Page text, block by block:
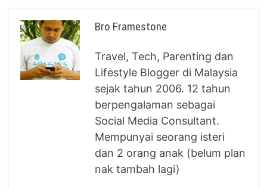
Bro Framestone
Travel, Tech, Parenting dan
Lifestyle Blogger di Malaysia
sejak tahun 2006. 12 tahun
berpengalaman sebagai
Social Media Consultant.
Mempunyai seorang isteri
dan 2 orang anak (belum plan
nak tambah lagi)